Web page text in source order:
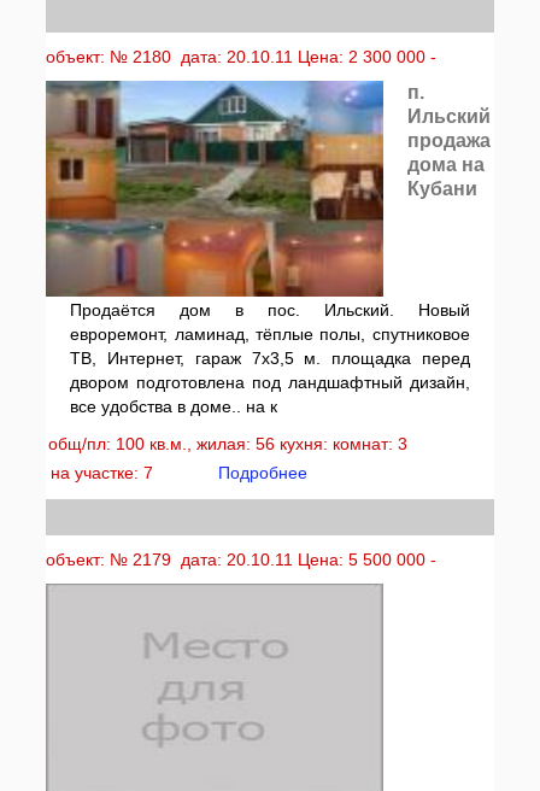
объект: № 2180 дата: 20.10.11 Цена: 2 300 000 -
п.
Ильский
продажа
дома на
Кубани
Продаётся дом в пос. Ильский. Новый
евроремонт, ламинад, тёплые полы, спутниковое
ТВ, Интернет, гараж 7х3,5 м. площадка перед
двором подготовлена под ландшафтный дизайн,
все удобства в доме.. на к
общ/пл: 100 кв.м., жилая: 56 кухня: комнат: 3
на участке: 7
Подробнее
объект: № 2179 дата: 20.10.11 Цена: 5 500 000 -